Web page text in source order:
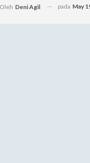
Oleh Deni Agil pada May